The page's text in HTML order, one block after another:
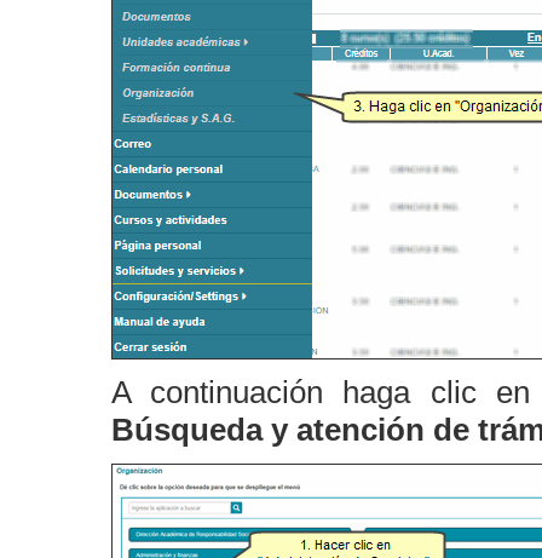
A continuación haga clic
Búsqueda y atención de